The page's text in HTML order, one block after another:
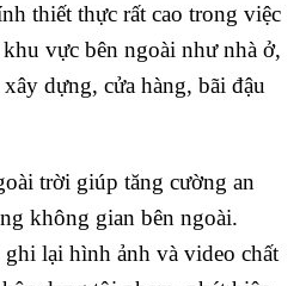
thiết thực rất cao trong việc
khu vực bên ngoài như nhà ở,
dựng, cửa hàng, bãi đậu
trời giúp tăng cường an
không gian bên ngoài.
lại hình ảnh và video chất